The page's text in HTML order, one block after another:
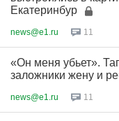
Екатеринбур
news@e1.ru 11
«Он меня убьет».
заложники жену и
news@e1.ru 11